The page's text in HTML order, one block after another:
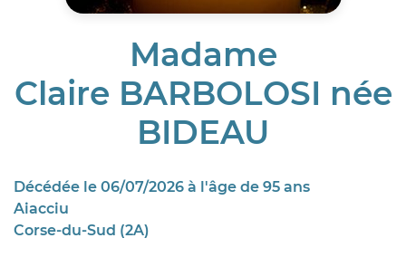
Madame
Claire BARBOLOSI née
BIDEAU
Décédée le 06/07/2026 à l'âge de 95 ans
Aiacciu
Corse-du-Sud (2A)